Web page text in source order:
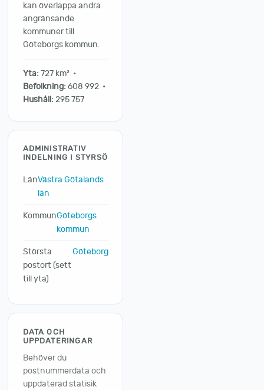
kan överlappa andra
angränsande
kommuner till
Göteborgs kommun.
Yta:727 km² •
Befolkning:608 992 •
Hushåll:295 757
ADMINISTRATIV
INDELNING I STYRSÖ
LänVästra Götalands
län
KommunGöteborgs
kommun
Största
postort (sett
till yta)
Göteborg
DATA OCH
UPPDATERINGAR
Behöver du
postnummerdata och
uppdaterad statisik